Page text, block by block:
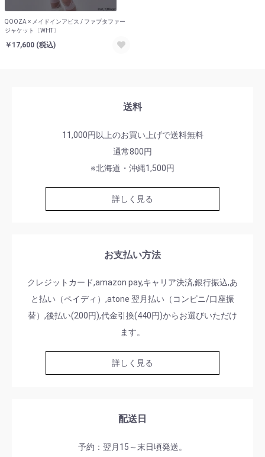
QOOZA × メイドインアビス / ファプタファー
ジャケット〔WHT〕
￥17,600 (税込)
送料
11,000円以上のお買い上げで送料無料
通常800円
※北海道・沖縄1,500円
詳しく見る
お支払い方法
クレジットカード,amazon pay,キャリア決済,銀行振込,あ
と払い（ペイディ）,atone 翌月払い（コンビニ/口座振
替）,後払い(200円),代金引換(440円)からお選びいただけ
ます。
詳しく見る
配送日
予約：翌月15～末日頃発送。